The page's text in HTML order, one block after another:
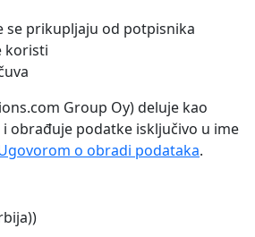
se prikupljaju od potpisnika
koristi
Group Oy) deluje kao
obrađuje podatke isključivo u ime
o obradi podataka.